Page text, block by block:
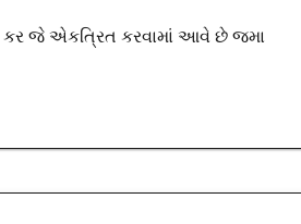
કર જે એકત્રિત કરવામાં આવે છે જમા